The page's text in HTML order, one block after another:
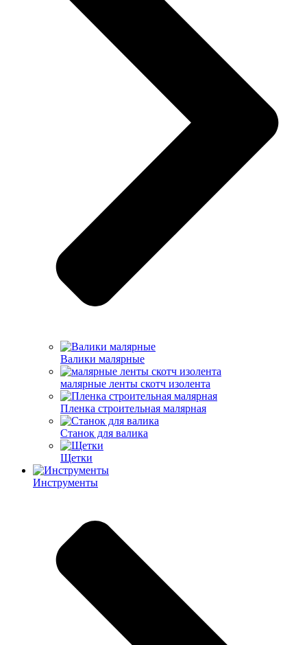
Валики малярные
малярные ленты скотч изолента
Пленка строительная малярная
Станок для валика
Щетки
Инструменты